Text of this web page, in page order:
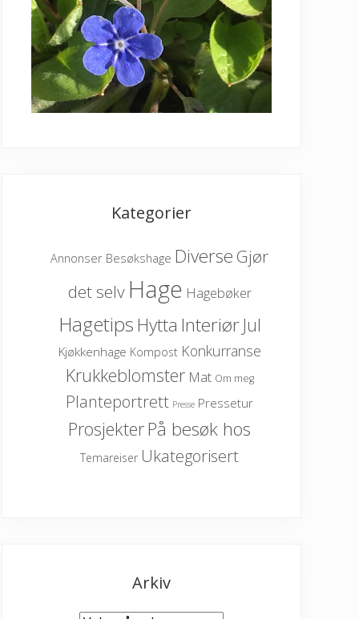
Kategorier
Annonser Besøkshage Diverse Gjør
det selv Hage Hagebøker
HagetipsHytta Interiør Jul
Kjøkkenhage Kompost Konkurranse
Krukkeblomster Mat Om meg
Planteportrett Presse Pressetur
ProsjekterPå besøk hos
Temareiser Ukategorisert
Arkiv